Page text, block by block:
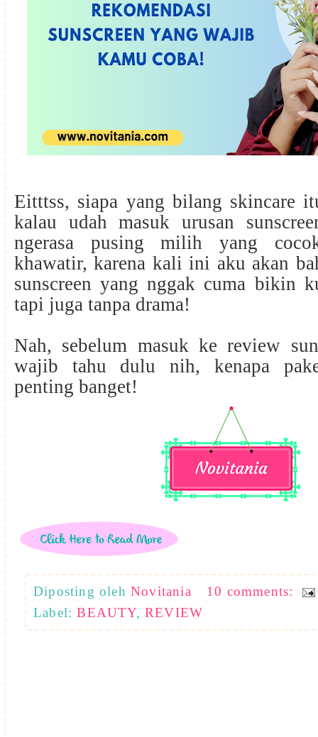
Eitttss, siapa yang bilang skincare
kalau udah masuk urusan
ngerasa pusing milih yang
khawatir, karena kali ini aku akan
sunscreen yang nggak cuma bikin
tapi juga tanpa drama!
Nah, sebelum masuk ke review
wajib tahu dulu nih, kenapa
penting banget!
Diposting oleh Novitania
10 comments:
Label:BEAUTY,REVIEW